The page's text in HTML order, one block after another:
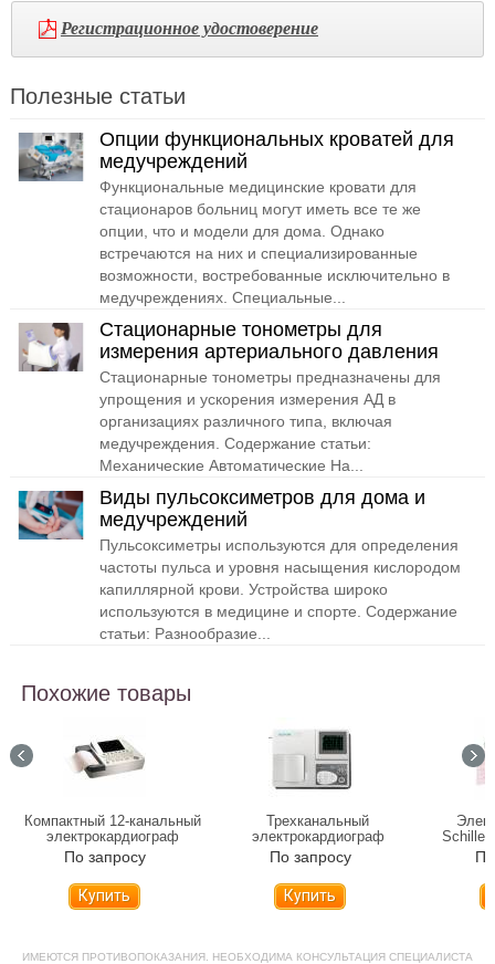
Регистрационное удостоверение
Полезные статьи
Опции функциональных кроватей для
медучреждений
Функциональные медицинские кровати для
стационаров больниц могут иметь все те же
опции, что и модели для дома. Однако
встречаются на них и специализированные
возможности, востребованные исключительно в
медучреждениях. Специальные...
Стационарные тонометры для
измерения артериального давления
Стационарные тонометры предназначены для
упрощения и ускорения измерения АД в
организациях различного типа, включая
медучреждения. Содержание статьи:
Механические Автоматические На...
Виды пульсоксиметров для дома и
медучреждений
Пульсоксиметры используются для определения
частоты пульса и уровня насыщения кислородом
капиллярной крови. Устройства широко
используются в медицине и спорте. Содержание
статьи: Разнообразие...
Похожие товары
Компактный 12-канальный
электрокардиограф
DIXION ECG 1012
По запросу
Купить
Трехканальный
электрокардиограф
DIXION ECG 1003
По запросу
Купить
Schiller
ИМЕЮТСЯ ПРОТИВОПОКАЗАНИЯ. НЕОБХОДИМА КОНСУЛЬТАЦИЯ СПЕЦИАЛИСТА